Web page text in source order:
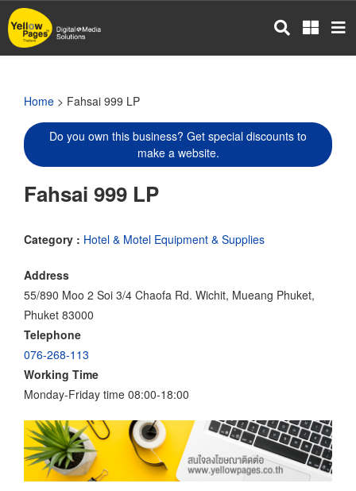
Skip
to
main
Home > Fahsai 999 LP
Do you own this business? Get special discounts to
make a website.
Fahsai 999 LP
Category : Hotel & Motel Equipment & Supplies
Address
55/890 Moo 2 Soi 3/4 Chaofa Rd. Wichit, Mueang Phuket,
Phuket 83000
Telephone
076-268-113
Working Time
Monday-Friday time 08:00-18:00